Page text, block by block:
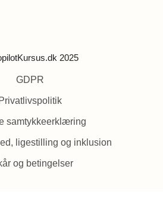
2025
GDPR
Privatlivspolitik
samtykkeerklæring
ligestilling og inklusion
og betingelser